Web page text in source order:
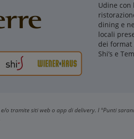
Udine con
dining e
locali
dei format
Shi’s e
o tramite siti web o app di delivery. I °Punti